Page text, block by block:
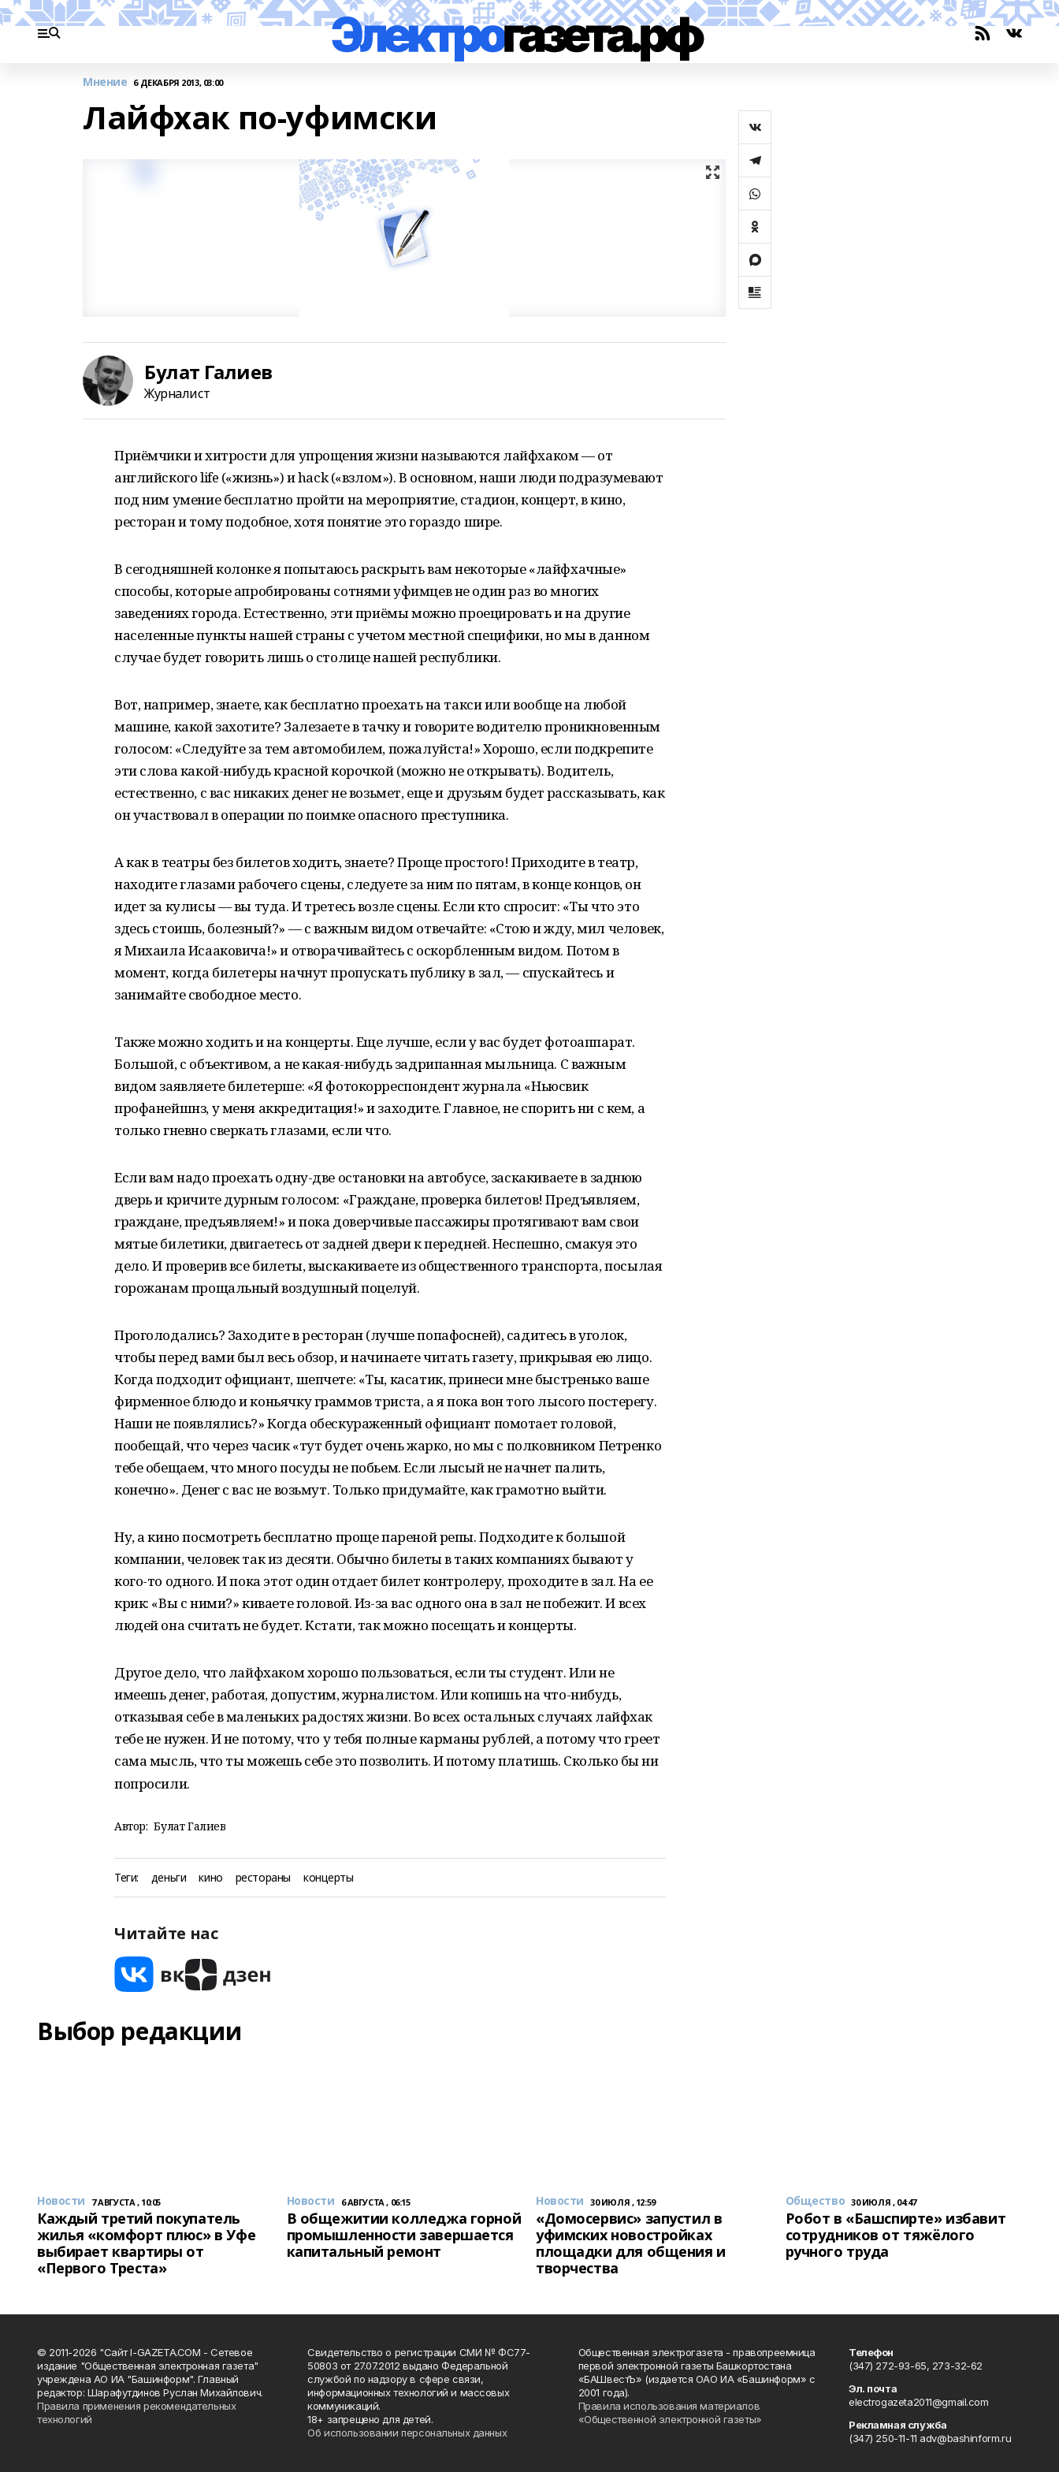
Мнение 6 ДЕКАБРЯ 2013, 03:00
Лайфхак по-уфимски
Булат Галиев
Журналист
Приёмчики и хитрости для упрощения жизни называются лайфхаком — от
английского life («жизнь») и hack («взлом»). В основном, наши люди подразумевают
под ним умение бесплатно пройти на мероприятие, стадион, концерт, в кино,
ресторан и тому подобное, хотя понятие это гораздо шире.
В сегодняшней колонке я попытаюсь раскрыть вам некоторые «лайфхачные»
способы, которые апробированы сотнями уфимцев не один раз во многих
заведениях города. Естественно, эти приёмы можно проецировать и на другие
населенные пункты нашей страны с учетом местной специфики, но мы в данном
случае будет говорить лишь о столице нашей республики.
Вот, например, знаете, как бесплатно проехать на такси или вообще на любой
машине, какой захотите? Залезаете в тачку и говорите водителю проникновенным
голосом: «Следуйте за тем автомобилем, пожалуйста!» Хорошо, если подкрепите
эти слова какой-нибудь красной корочкой (можно не открывать). Водитель,
естественно, с вас никаких денег не возьмет, еще и друзьям будет рассказывать, как
он участвовал в операции по поимке опасного преступника.
А как в театры без билетов ходить, знаете? Проще простого! Приходите в театр,
находите глазами рабочего сцены, следуете за ним по пятам, в конце концов, он
идет за кулисы — вы туда. И третесь возле сцены. Если кто спросит: «Ты что это
здесь стоишь, болезный?» — с важным видом отвечайте: «Стою и жду, мил человек,
я Михаила Исааковича!» и отворачивайтесь с оскорбленным видом. Потом в
момент, когда билетеры начнут пропускать публику в зал, — спускайтесь и
занимайте свободное место.
Также можно ходить и на концерты. Еще лучше, если у вас будет фотоаппарат.
Большой, с объективом, а не какая-нибудь задрипанная мыльница. С важным
видом заявляете билетерше: «Я фотокорреспондент журнала «Ньюсвик
профанейшнз, у меня аккредитация!» и заходите. Главное, не спорить ни с кем, а
только гневно сверкать глазами, если что.
Если вам надо проехать одну-две остановки на автобусе, заскакиваете в заднюю
дверь и кричите дурным голосом: «Граждане, проверка билетов! Предъявляем,
граждане, предъявляем!» и пока доверчивые пассажиры протягивают вам свои
мятые билетики, двигаетесь от задней двери к передней. Неспешно, смакуя это
дело. И проверив все билеты, выскакиваете из общественного транспорта, посылая
горожанам прощальный воздушный поцелуй.
Проголодались? Заходите в ресторан (лучше попафосней), садитесь в уголок,
чтобы перед вами был весь обзор, и начинаете читать газету, прикрывая ею лицо.
Когда подходит официант, шепчете: «Ты, касатик, принеси мне быстренько ваше
фирменное блюдо и коньячку граммов триста, а я пока вон того лысого постерегу.
Наши не появлялись?» Когда обескураженный официант помотает головой,
пообещай, что через часик «тут будет очень жарко, но мы с полковником Петренко
тебе обещаем, что много посуды не побьем. Если лысый не начнет палить,
конечно». Денег с вас не возьмут. Только придумайте, как грамотно выйти.
Ну, а кино посмотреть бесплатно проще пареной репы. Подходите к большой
компании, человек так из десяти. Обычно билеты в таких компаниях бывают у
кого-то одного. И пока этот один отдает билет контролеру, проходите в зал. На ее
крик: «Вы с ними?» киваете головой. Из-за вас одного она в зал не побежит. И всех
людей она считать не будет. Кстати, так можно посещать и концерты.
Другое дело, что лайфхаком хорошо пользоваться, если ты студент. Или не
имеешь денег, работая, допустим, журналистом. Или копишь на что-нибудь,
отказывая себе в маленьких радостях жизни. Во всех остальных случаях лайфхак
тебе не нужен. И не потому, что у тебя полные карманы рублей, а потому что греет
сама мысль, что ты можешь себе это позволить. И потому платишь. Сколько бы ни
попросили.
Автор: Булат Галиев
Теги: деньги кино рестораны концерты
Читайте нас
Выбор редакции
Новости 7 АВГУСТА , 10:05
Каждый третий покупатель
жилья «комфорт плюс» в Уфе
выбирает квартиры от
«Первого Треста»
Новости 6 АВГУСТА , 06:15
В общежитии колледжа горной
промышленности завершается
капитальный ремонт
Новости 30 ИЮЛЯ , 12:59
«Домосервис» запустил в
уфимских новостройках
площадки для общения и
творчества
Общество 30 ИЮЛЯ , 04:47
Робот в «Башспирте» избавит
сотрудников от тяжёлого
ручного труда
© 2011-2026 "Сайт I-GAZETA.COM - Сетевое
издание "Общественная электронная газета"
учреждена АО ИА "Башинформ". Главный
редактор: Шарафутдинов Руслан Михайлович.
Правила применения рекомендательных
технологий
Свидетельство о регистрации СМИ № ФС77-
50803 от 27.07.2012 выдано Федеральной
службой по надзору в сфере связи,
информационных технологий и массовых
коммуникаций.
18+ запрещено для детей.
Об использовании персональных данных
Общественная электрогазета - правопреемница
первой электронной газеты Башкортостана
«БАШвестЪ» (издается ОАО ИА «Башинформ» с
2001 года).
Правила использования материалов
«Общественной электронной газеты»
Телефон
(347) 272-93-65, 273-32-62
Эл. почта
electrogazeta2011@gmail.com
Рекламная служба
(347) 250-11-11 adv@bashinform.ru